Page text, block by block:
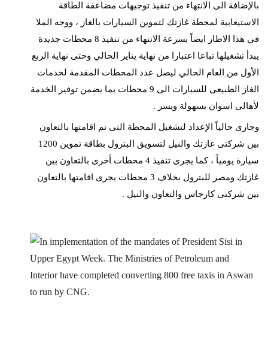
بالإضافة الى الانتهاء من تنفيذ توجيهات مضاعفة الطاقة
الاستيعابية لمحطة غازتك لتموين السيارات بالغاز ، ووجه الملا
في هذا الاطار ايضاً بسرعة الانتهاء من تنفيذ 8 محطات جديدة
يبدأ تشغيلها تباعا اعتبارا من نهاية يناير الحالي وحتى نهاية الربع
الأول من العام الحالي ليصل عدد المحطات المقدمة لخدمات
الغاز الطبيعى للسيارات الى 9 محطات بما يضمن توفير الخدمة
لأهالى اسوان بسهولة ويسر .
وجارى حالياً الإعداد لتشغيل المحطة التى تم اقامتها بالتعاون
بين شركتى غازتك والنيل لتسويق البترول بطاقة تموين 1200
سيارة يومياً ، كما يجرى تنفيذ 4 محطات أخرى بالتعاون بين
غازتك ومصر للبترول بخلاف 3 محطات يجرى اقامتها بالتعاون
بين شركتى كارجاس والتعاون والنيل .